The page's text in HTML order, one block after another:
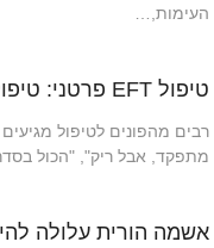
העימות,…
טיפול EFT פרטני: טיפול אישי ממוקד רגש (EFIT)
רבים מהפונים לטיפול
מתפקד, אבל ריק", "הכול
אשמה הורית עלולה